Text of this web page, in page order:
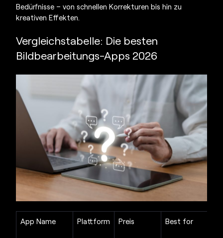
Bedürfnisse – von schnellen Korrekturen bis hin zu
kreativen Effekten.
Vergleichstabelle: Die besten
Bildbearbeitungs-Apps 2026
App Name Plattform Preis Best for